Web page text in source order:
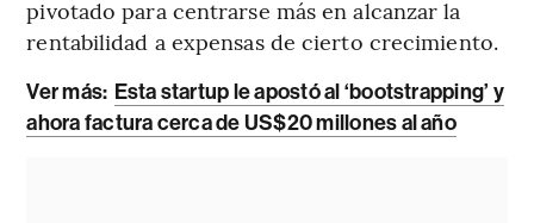
pivotado para centrarse más en alcanzar la
rentabilidad a expensas de cierto crecimiento.
Ver más: Esta startup le apostó al ‘bootstrapping’ y
ahora factura cerca de US$20 millones al año